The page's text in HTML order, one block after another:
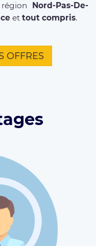
Nord-Pas-De-
et tout compris.
OFFRES